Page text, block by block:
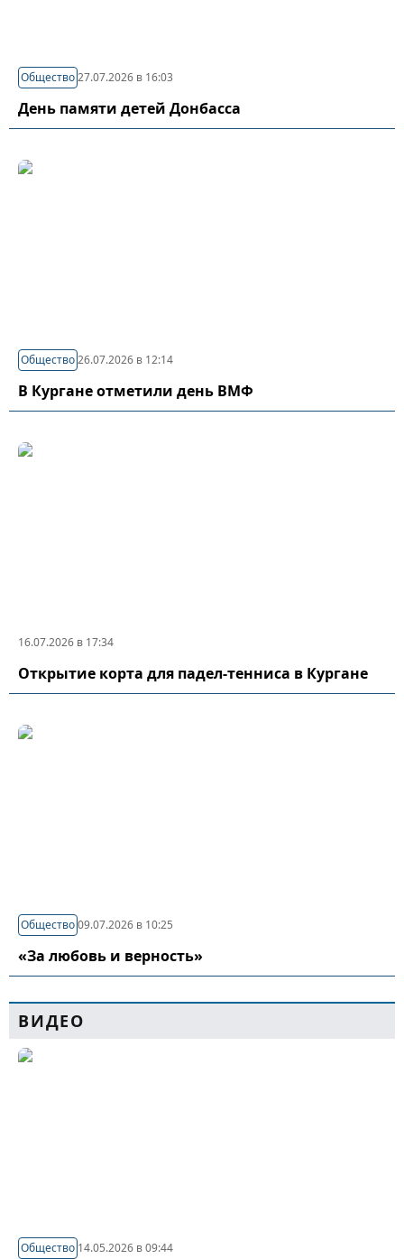
Общество27.07.2026 в 16:03
День памяти детей Донбасса
Общество26.07.2026 в 12:14
В Кургане отметили день ВМФ
16.07.2026 в 17:34
Открытие корта для падел-тенниса в Кургане
Общество09.07.2026 в 10:25
«За любовь и верность»
ВИДЕО
Общество 14.05.2026 в 09:44